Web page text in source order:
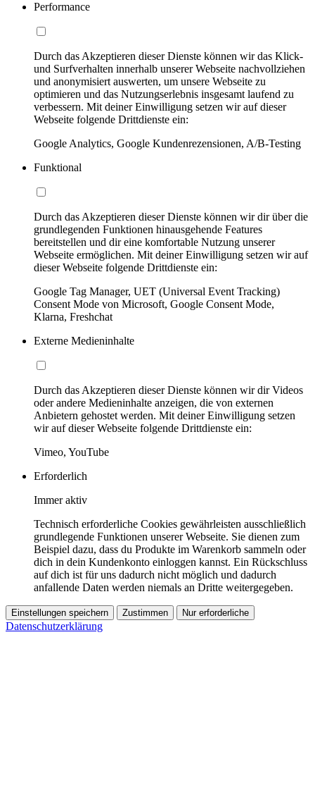
Performance
Durch das Akzeptieren dieser Dienste können wir das Klick-
und Surfverhalten innerhalb unserer Webseite nachvollziehen
und anonymisiert auswerten, um unsere Webseite zu
optimieren und das Nutzungserlebnis insgesamt laufend zu
verbessern. Mit deiner Einwilligung setzen wir auf dieser
Webseite folgende Drittdienste ein:
Google Analytics, Google Kundenrezensionen, A/B-Testing
Funktional
Durch das Akzeptieren dieser Dienste können wir dir über die
grundlegenden Funktionen hinausgehende Features
bereitstellen und dir eine komfortable Nutzung unserer
Webseite ermöglichen. Mit deiner Einwilligung setzen wir auf
dieser Webseite folgende Drittdienste ein:
Google Tag Manager, UET (Universal Event Tracking)
Consent Mode von Microsoft, Google Consent Mode,
Klarna, Freshchat
Externe Medieninhalte
Durch das Akzeptieren dieser Dienste können wir dir Videos
oder andere Medieninhalte anzeigen, die von externen
Anbietern gehostet werden. Mit deiner Einwilligung setzen
wir auf dieser Webseite folgende Drittdienste ein:
Vimeo, YouTube
Erforderlich
Immer aktiv
Technisch erforderliche Cookies gewährleisten ausschließlich
grundlegende Funktionen unserer Webseite. Sie dienen zum
Beispiel dazu, dass du Produkte im Warenkorb sammeln oder
dich in dein Kundenkonto einloggen kannst. Ein Rückschluss
auf dich ist für uns dadurch nicht möglich und dadurch
anfallende Daten werden niemals an Dritte weitergegeben.
Einstellungen speichern Zustimmen Nur erforderliche
Datenschutzerklärung